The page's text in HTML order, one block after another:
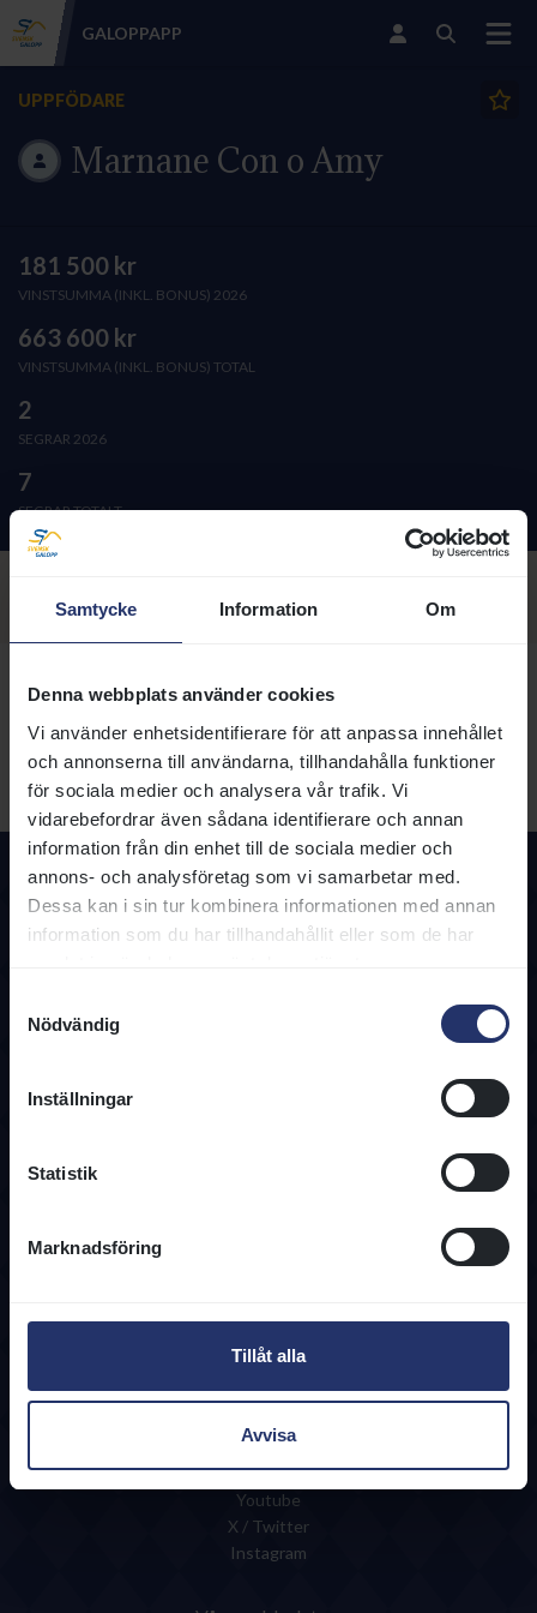
Samtycke Information Om
Denna webbplats använder cookies
Vi använder enhetsidentifierare för att anpassa innehållet
och annonserna till användarna, tillhandahålla funktioner
för sociala medier och analysera vår trafik. Vi
vidarebefordrar även sådana identifierare och annan
information från din enhet till de sociala medier och
annons- och analysföretag som vi samarbetar med.
Dessa kan i sin tur kombinera informationen med annan
information som du har tillhandahållit eller som de har
Nödvändig
Inställningar
Statistik
Marknadsföring
Tillåt alla
Avvisa
GALOPPAPP
UPPFÖDARE
Marnane Con o Amy
181 500 kr
VINSTSUMMA (INKL. BONUS) 2026
663 600 kr
VINSTSUMMA (INKL. BONUS) TOTAL
2
SEGRAR 2026
7
SEGRAR TOTALT
Hästnamn Född Ålder Kön
MOON
STRING
(IRE)
2019-03-04 7 86
Regelverk
Tjänster & Blanketter
Följ oss
Facebook
LinkedIn
Youtube
X / Twitter
Instagram